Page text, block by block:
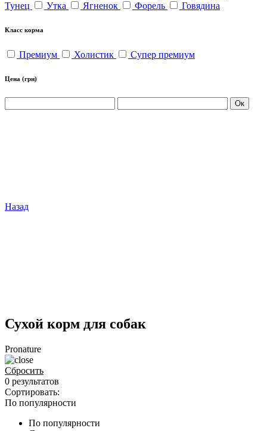
Тунец
Утка Ягненок Форель Говядина
Класс корма
Премиум Холистик Супер премиум
Цена (грн)
Ок
Назад
Сухой корм для собак
Pronature
Сбросить
0 результатов
Сортировать:
По популярности
По популярности